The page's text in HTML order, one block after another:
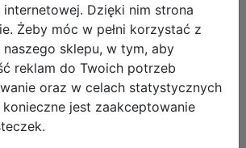
- Mecha Varnish -
Satin (17 ml)
Dzięki nim strona
Żeby móc w pełni korzystać z
sklepu, w tym, aby
reklam do Twoich potrzeb
oraz w celach statystycznych
jest zaakceptowanie